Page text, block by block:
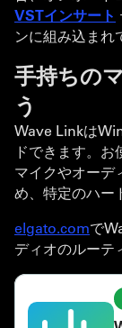
VSTインサート
ンに組み込まれ
手持ちの
う
Wave Linkは
ドできます。
マイクやオーデ
め、特定のハー
elgato.comで
ディオのルーテ